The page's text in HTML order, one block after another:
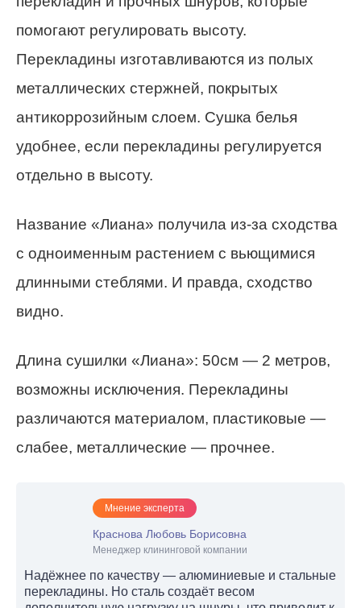
помогают регулировать высоту.
Перекладины изготавливаются из полых
металлических стержней, покрытых
антикоррозийным слоем. Сушка белья
удобнее, если перекладины регулируется
отдельно в высоту.
Название «Лиана» получила из-за сходства
с одноименным растением с вьющимися
длинными стеблями. И правда, сходство
видно.
Длина сушилки «Лиана»: 50см — 2 метров,
возможны исключения. Перекладины
различаются материалом, пластиковые —
слабее, металлические — прочнее.
Мнение эксперта
Краснова Любовь Борисовна
Менеджер клининговой компании
Надёжнее по качеству — алюминиевые и стальные
перекладины. Но сталь создаёт весом